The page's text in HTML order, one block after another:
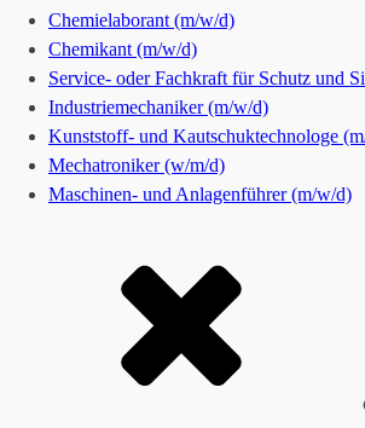
Chemielaborant (m/w/d)
Chemikant (m/w/d)
Service- oder Fachkraft für Schutz und
Industriemechaniker (m/w/d)
Kunststoff- und Kautschuktechnologe
Mechatroniker (w/m/d)
Maschinen- und Anlagenführer (m/w/d)